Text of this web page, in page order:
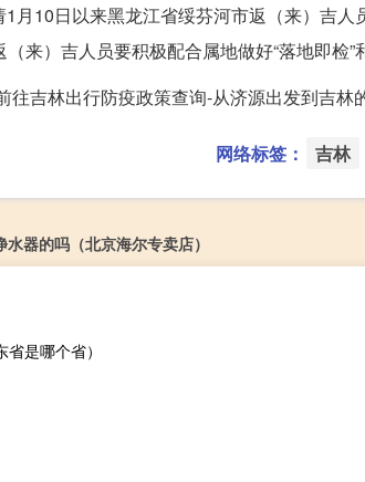
月10日以来黑龙江省绥芬河市返（来）吉
来）吉人员要积极配合属地做好“落地即检”
往吉林出行防疫政策查询-从济源出发到吉林
网络标签： 吉林
器的吗（北京海尔专卖店）
是哪个省）